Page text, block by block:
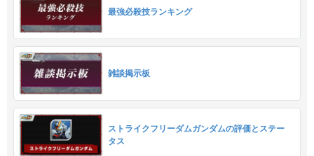
最強必殺技ランキング
雑談掲示板
ストライクフリーダムガンダムの評価とステー
タス